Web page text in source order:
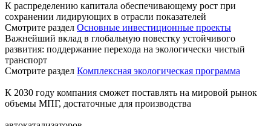
К распределению капитала обеспечивающему рост при
сохранении лидирующих в отрасли показателей
Смотрите раздел Основные инвестиционные проекты
Важнейший вклад в глобальную повестку устойчивого
развития: поддержание перехода на экологически чистый
транспорт
Смотрите раздел Комплексная экологическая программа
К 2030 году компания сможет поставлять на мировой рынок
объемы МПГ, достаточные для производства